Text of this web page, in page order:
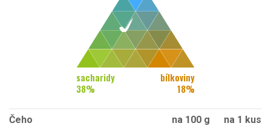
sacharidy
38%
bílkoviny
18%
Čeho na 100 g
na 1 kus